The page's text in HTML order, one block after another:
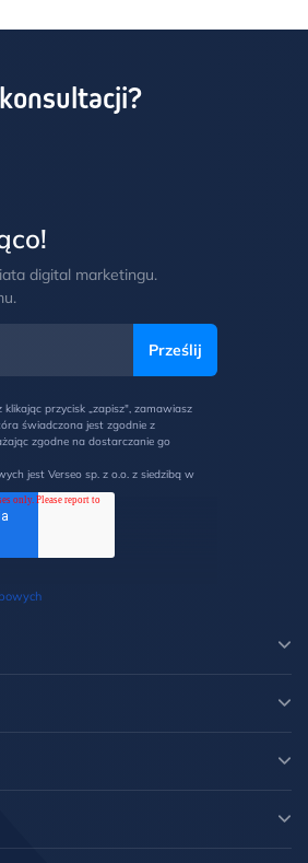
digital marketingu.
przycisk „zapisz", zamawiasz
świadczona jest zgodnie z
zgodne na dostarczanie go
jest Verseo sp. z o.o. z siedzibą w
122 Poznań). Z Administratorem
ww. adres lub elektronicznie na
Państwa dane osobowe są
zgodnie z Regulaminem, w
do: dostępu do swoich danych
i ograniczenia lub wniesienia
oraz wniesienia skargi do